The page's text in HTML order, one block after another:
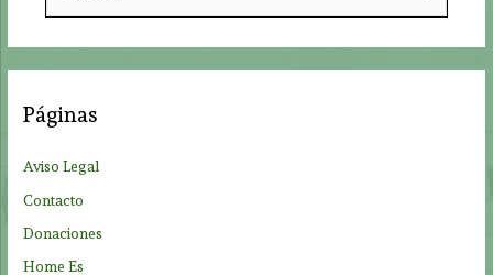
r
:
Páginas
Aviso Legal
Contacto
Donaciones
Home Es